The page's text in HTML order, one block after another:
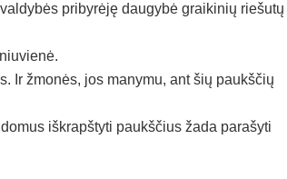
pribyrėję daugybė graikinių riešutų
Ir žmonės, jos manymu, ant šių paukščių
iškrapštyti paukščius žada parašyti